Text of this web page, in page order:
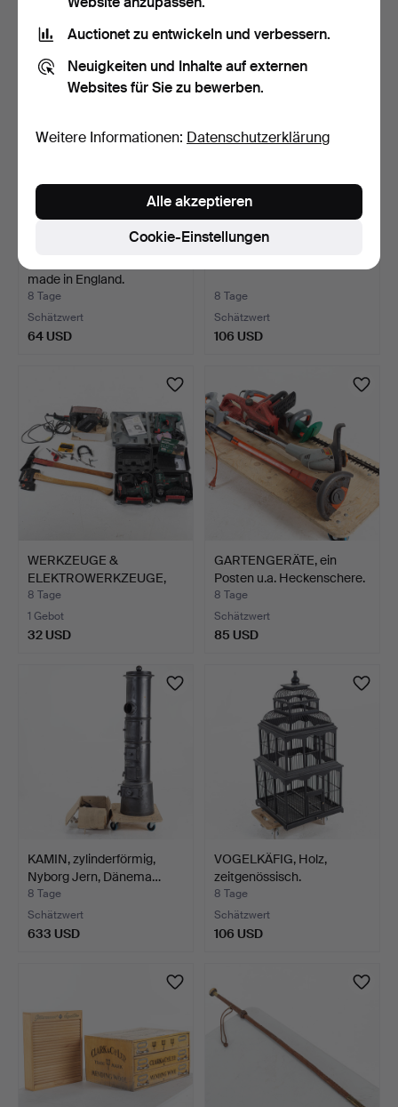
53 USD 85 USD
made in England.
8 Tage
Schätzwert
64 USD
8 Tage
Schätzwert
106 USD
WERKZEUGE &
ELEKTROWERKZEUGE,
ein Posten u…
8 Tage
1 Gebot
32 USD
GARTENGERÄTE, ein
Posten u.a. Heckenschere.
8 Tage
Schätzwert
85 USD
KAMIN, zylinderförmig,
Nyborg Jern, Dänema…
8 Tage
Schätzwert
633 USD
VOGELKÄFIG, Holz,
zeitgenössisch.
8 Tage
Schätzwert
106 USD
Auctionet zu entwickeln und verbessern.
Neuigkeiten und Inhalte auf externen
Websites für Sie zu bewerben.
Weitere Informationen: Datenschutzerklärung
Cookie-Einstellungen
Alle akzeptieren